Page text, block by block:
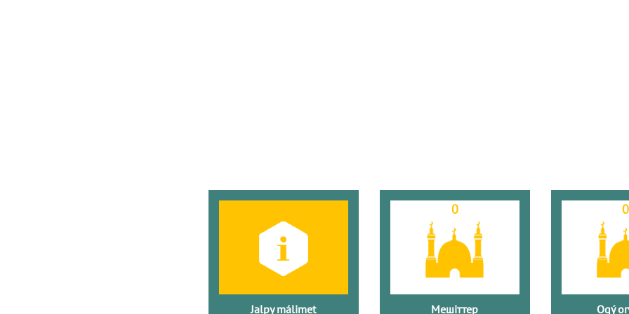
Jalpy málіmet
0
Мешіттер
0
Oqý